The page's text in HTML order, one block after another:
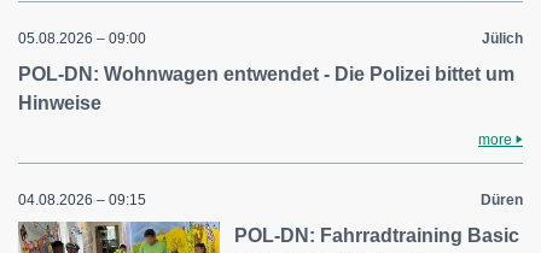
05.08.2026 – 09:00 Jülich
POL-DN: Wohnwagen entwendet - Die Polizei bittet um
Hinweise
more
04.08.2026 – 09:15 Düren
POL-DN: Fahrradtraining Basic